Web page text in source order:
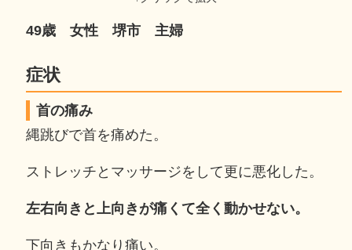
49歳 女性 堺市 主婦
症状
首の痛み
縄跳びで首を痛めた。
ストレッチとマッサージをして更に悪化した。
左右向きと上向きが痛くて全く動かせない。
下向きもかなり痛い。